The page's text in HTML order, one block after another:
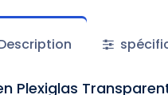
Plexiglas